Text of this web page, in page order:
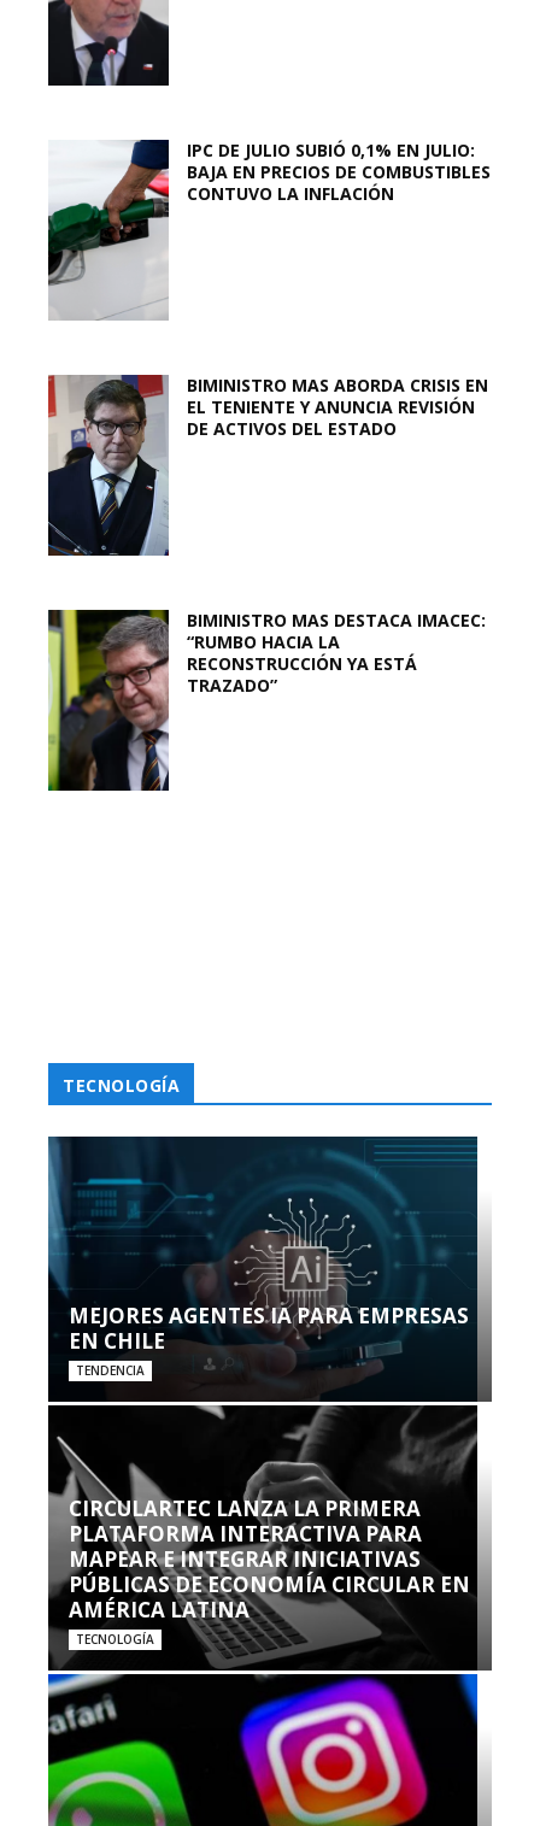
IPC DE JULIO SUBIÓ 0,1% EN JULIO:
BAJA EN PRECIOS DE COMBUSTIBLES
CONTUVO LA INFLACIÓN
BIMINISTRO MAS ABORDA CRISIS EN
EL TENIENTE Y ANUNCIA REVISIÓN
DE ACTIVOS DEL ESTADO
BIMINISTRO MAS DESTACA IMACEC:
“RUMBO HACIA LA
RECONSTRUCCIÓN YA ESTÁ
TRAZADO”
TECNOLOGÍA
MEJORES AGENTES IA PARA EMPRESAS
EN CHILE
TENDENCIA
CIRCULARTEC LANZA LA PRIMERA
PLATAFORMA INTERACTIVA PARA
MAPEAR E INTEGRAR INICIATIVAS
PÚBLICAS DE ECONOMÍA CIRCULAR EN
AMÉRICA LATINA
TECNOLOGÍA